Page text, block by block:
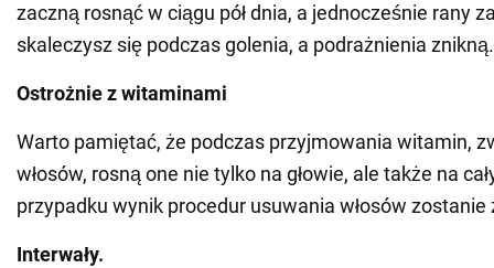
zaczną rosnąć w ciągu pół dnia, a jednocześnie rany
skaleczysz się podczas golenia, a podrażnienia znikną.
Ostrożnie z witaminami
Warto pamiętać, że podczas przyjmowania witamin,
włosów, rosną one nie tylko na głowie, ale także na
przypadku wynik procedur usuwania włosów zostanie
Interwały.